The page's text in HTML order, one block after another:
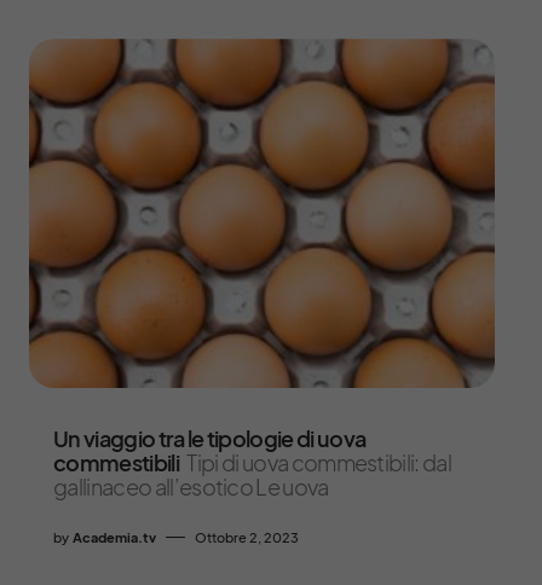
Un viaggio tra le tipologie di uova
commestibili Tipi di uova commestibili: dal
gallinaceo all’esotico Le uova
by Academia.tv Ottobre 2, 2023